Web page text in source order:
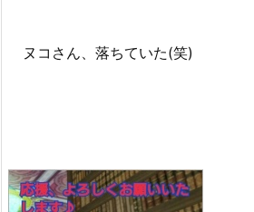
ヌコさん、落ちていた(笑)